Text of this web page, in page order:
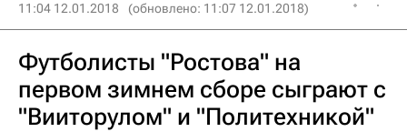
11:04 12.01.2018 (обновлено: 11:07 12.01.2018)
Футболисты "Ростова" на
первом зимнем сборе сыграют с
"Вииторулом" и "Политехникой"